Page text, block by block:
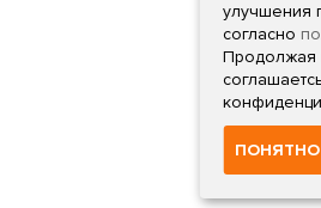
улучшения
согласно
Продолжая
ПОНЯТНО